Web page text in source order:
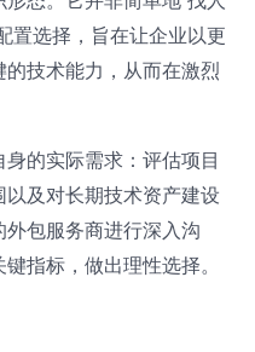
置选择，旨在让企业以更
技术能力，从而在激烈
的实际需求：评估项目
及对长期技术资产建设
包服务商进行深入沟
指标，做出理性选择。